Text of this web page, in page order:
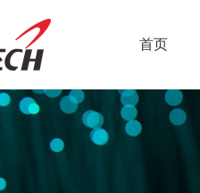
首页